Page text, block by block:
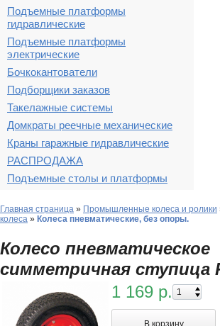
Подъемные платформы
гидравлические
Подъемные платформы
электрические
Бочкокантователи
Подборщики заказов
Такелажные системы
Домкраты реечные механические
Краны гаражные гидравлические
РАСПРОДАЖА
Подъемные столы и платформы
Главная страница » Промышленные колеса и ролики
колеса » Колеса пневматические, без опоры.
Колесо пневматическое
симметричная ступица
1 169 р.
В корзину